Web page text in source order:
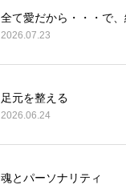
全て愛だから・・・で
2026.07.23
足元を整える
2026.06.24
魂とパーソナリティ